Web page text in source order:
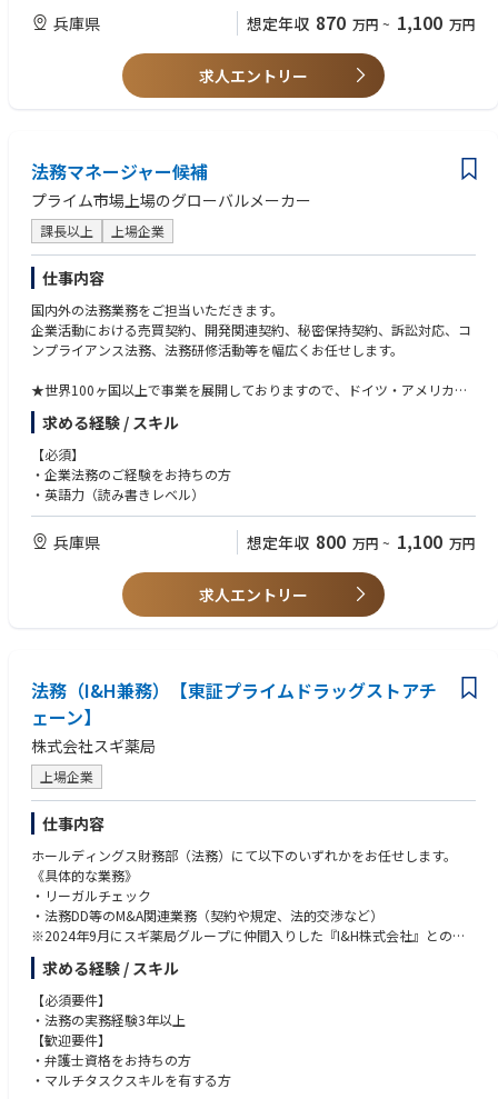
④他社特許の調査・対応
⑤社内関係者（知財戦略立案部門・本社知財・法務等）および特許事務所
⑥事業部門向け教育・啓発／関連業務、本社との関連業務、技術契約書管
【魅力・やりがい】
船舶部門全体の知財活動を見渡しつつ、実務経験を積みながらスペシャリ
ストとして成長できるポジションです。知財活動の活発化に伴い、業務の
質・効率の向上が求められているため、従来のやり方にとどまらず、業務
改善・効率化にも主体的に取り組むことができます。
また、人員や役割の変化が比較的少なく、腰を据えて長期的に取り組める
点も特徴です。
【歓迎】
・知財実務(特許出願や支援・管理)の経験※権利化後のフォローも含む
・知的財産管理技能士3級以上
・MS365の業務効率化ツール、AIツール(Copilot等)の活用経験
・TOEIC500点以上（英語での会話機会はほぼなく、資料読解が中心）
兵庫県 想定年収 870 万円 ~ 1,100 万円
求人エントリー
法務マネージャー候補
プライム市場上場のグローバルメーカー
課長以上 上場企業
仕事内容
国内外の法務業務をご担当いただきます。
企業活動における売買契約、開発関連契約、秘密保持契約、訴訟対応、コ
ンプライアンス法務、法務研修活動等を幅広くお任せします。
★世界100ヶ国以上で事業を展開しておりますので、ドイツ・アメリカ・
インド・中国といった各地のリーガルと密にコミュニケーションを取り、
グローバルにご活躍いただくことが可能です。
求める経験 / スキル
【必須】
・企業法務のご経験をお持ちの方
・英語力（読み書きレベル）
兵庫県 想定年収 800 万円 ~ 1,100 万円
求人エントリー
法務（I&H兼務）【東証プライムドラッグストアチ
ェーン】
株式会社スギ薬局
上場企業
仕事内容
ホールディングス財務部（法務）にて以下のいずれかをお任せします。
《具体的な業務》
・リーガルチェック
・法務DD等のM&A関連業務（契約や規定、法的交渉など）
※2024年9月にスギ薬局グループに仲間入りした『I&H株式会社』との兼
務になります。
※ご入社後はスギホールディングス株式会社への出向となります。
求める経験 / スキル
【必須要件】
・法務の実務経験3年以上
【歓迎要件】
・弁護士資格をお持ちの方
・マルチタスクスキルを有する方